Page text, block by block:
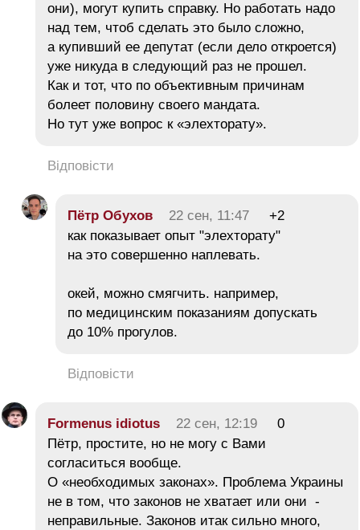
они), могут купить справку. Но работать надо
над тем, чтоб сделать это было сложно,
а купивший ее депутат (если дело откроется)
уже никуда в следующий раз не прошел.
Как и тот, что по объективным причинам
болеет половину своего мандата.
Но тут уже вопрос к «элехторату».
Відповісти
Пётр Обухов 22 сен, 11:47
+2
как показывает опыт "элехторату"
на это совершенно наплевать.
окей, можно смягчить. например,
по медицинским показаниям допускать
до 10% прогулов.
Відповісти
Formenus idiotus 22 сен, 12:19
0
Пётр, простите, но не могу с Вами
согласиться вообще.
О «необходимых законах». Проблема Украины
не в том, что законов не хватает или они -
неправильные. Законов итак сильно много,